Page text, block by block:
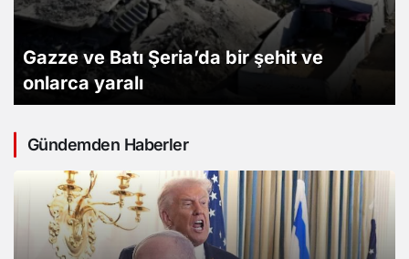
Noel Ağacı Misali
Gündemden Haberler